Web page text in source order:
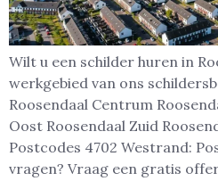
Wilt u een schilder huren in
werkgebied van ons
Roosendaal Centrum
Oost Roosendaal Zuid
Postcodes 4702 Westrand:
vragen? Vraag een gratis